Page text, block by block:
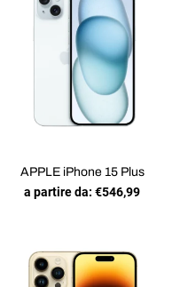
APPLE iPhone 15 Plus
a partire da: €546,99